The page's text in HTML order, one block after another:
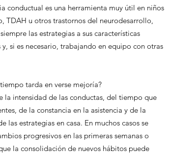
conductual es una herramienta muy útil en niños
TDAH u otros trastornos del neurodesarrollo,
las estrategias a sus características
y, si es necesario, trabajando en equipo con otras
tarda en verse mejoría?
la intensidad de las conductas, del tiempo que
de la constancia en la asistencia y de la
las estrategias en casa. En muchos casos se
progresivos en las primeras semanas o
la consolidación de nuevos hábitos puede